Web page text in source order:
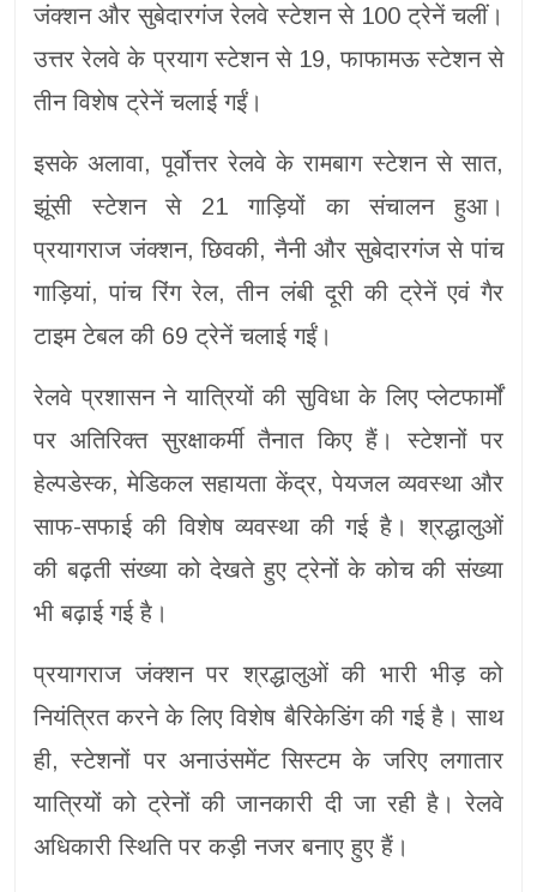
जंक्शन और सुबेदारगंज रेलवे स्टेशन से 100 ट्रेनें चलीं।
उत्तर रेलवे के प्रयाग स्टेशन से 19, फाफामऊ स्टेशन से
तीन विशेष ट्रेनें चलाई गईं।
इसके अलावा, पूर्वोत्तर रेलवे के रामबाग स्टेशन से सात,
झूंसी स्टेशन से 21 गाड़ियों का संचालन हुआ।
प्रयागराज जंक्शन, छिवकी, नैनी और सुबेदारगंज से पांच
गाड़ियां, पांच रिंग रेल, तीन लंबी दूरी की ट्रेनें एवं गैर
टाइम टेबल की 69 ट्रेनें चलाई गईं।
रेलवे प्रशासन ने यात्रियों की सुविधा के लिए प्लेटफार्मों
पर अतिरिक्त सुरक्षाकर्मी तैनात किए हैं। स्टेशनों पर
हेल्पडेस्क, मेडिकल सहायता केंद्र, पेयजल व्यवस्था और
साफ-सफाई की विशेष व्यवस्था की गई है। श्रद्धालुओं
की बढ़ती संख्या को देखते हुए ट्रेनों के कोच की संख्या
भी बढ़ाई गई है।
प्रयागराज जंक्शन पर श्रद्धालुओं की भारी भीड़ को
नियंत्रित करने के लिए विशेष बैरिकेडिंग की गई है। साथ
ही, स्टेशनों पर अनाउंसमेंट सिस्टम के जरिए लगातार
यात्रियों को ट्रेनों की जानकारी दी जा रही है। रेलवे
अधिकारी स्थिति पर कड़ी नजर बनाए हुए हैं।